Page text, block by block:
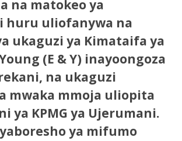
na matokeo ya
huru uliofanywa na
ukaguzi ya Kimataifa ya
(E & Y) inayoongoza
na ukaguzi
mwaka mmoja uliopita
ya KPMG ya Ujerumani.
ya mifumo